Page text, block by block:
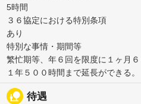
5時間
３６協定における特別条項
あり
特別な事情・期間等
繁忙期等、年６回を限度に１ヶ月６
１年５００時間まで延長ができる。
nature_people 待遇